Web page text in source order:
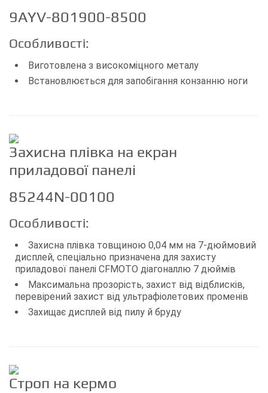
9AYV-801900-8500
Особливості:
Виготовлена з високоміцного металу
Встановлюється для запобігання конзанню ноги
Захисна плівка на екран
приладової панелі
85244N-00100
Особливості:
Захисна плівка товщиною 0,04 мм на 7-дюймовий
дисплей, спеціально призначена для захисту
приладової панелі CFMOTO діагоналлю 7 дюймів
Максимальна прозорість, захист від відблисків,
перевірений захист від ультрафіолетових променів
Захищає дисплей від пилу й бруду
Строп на кермо